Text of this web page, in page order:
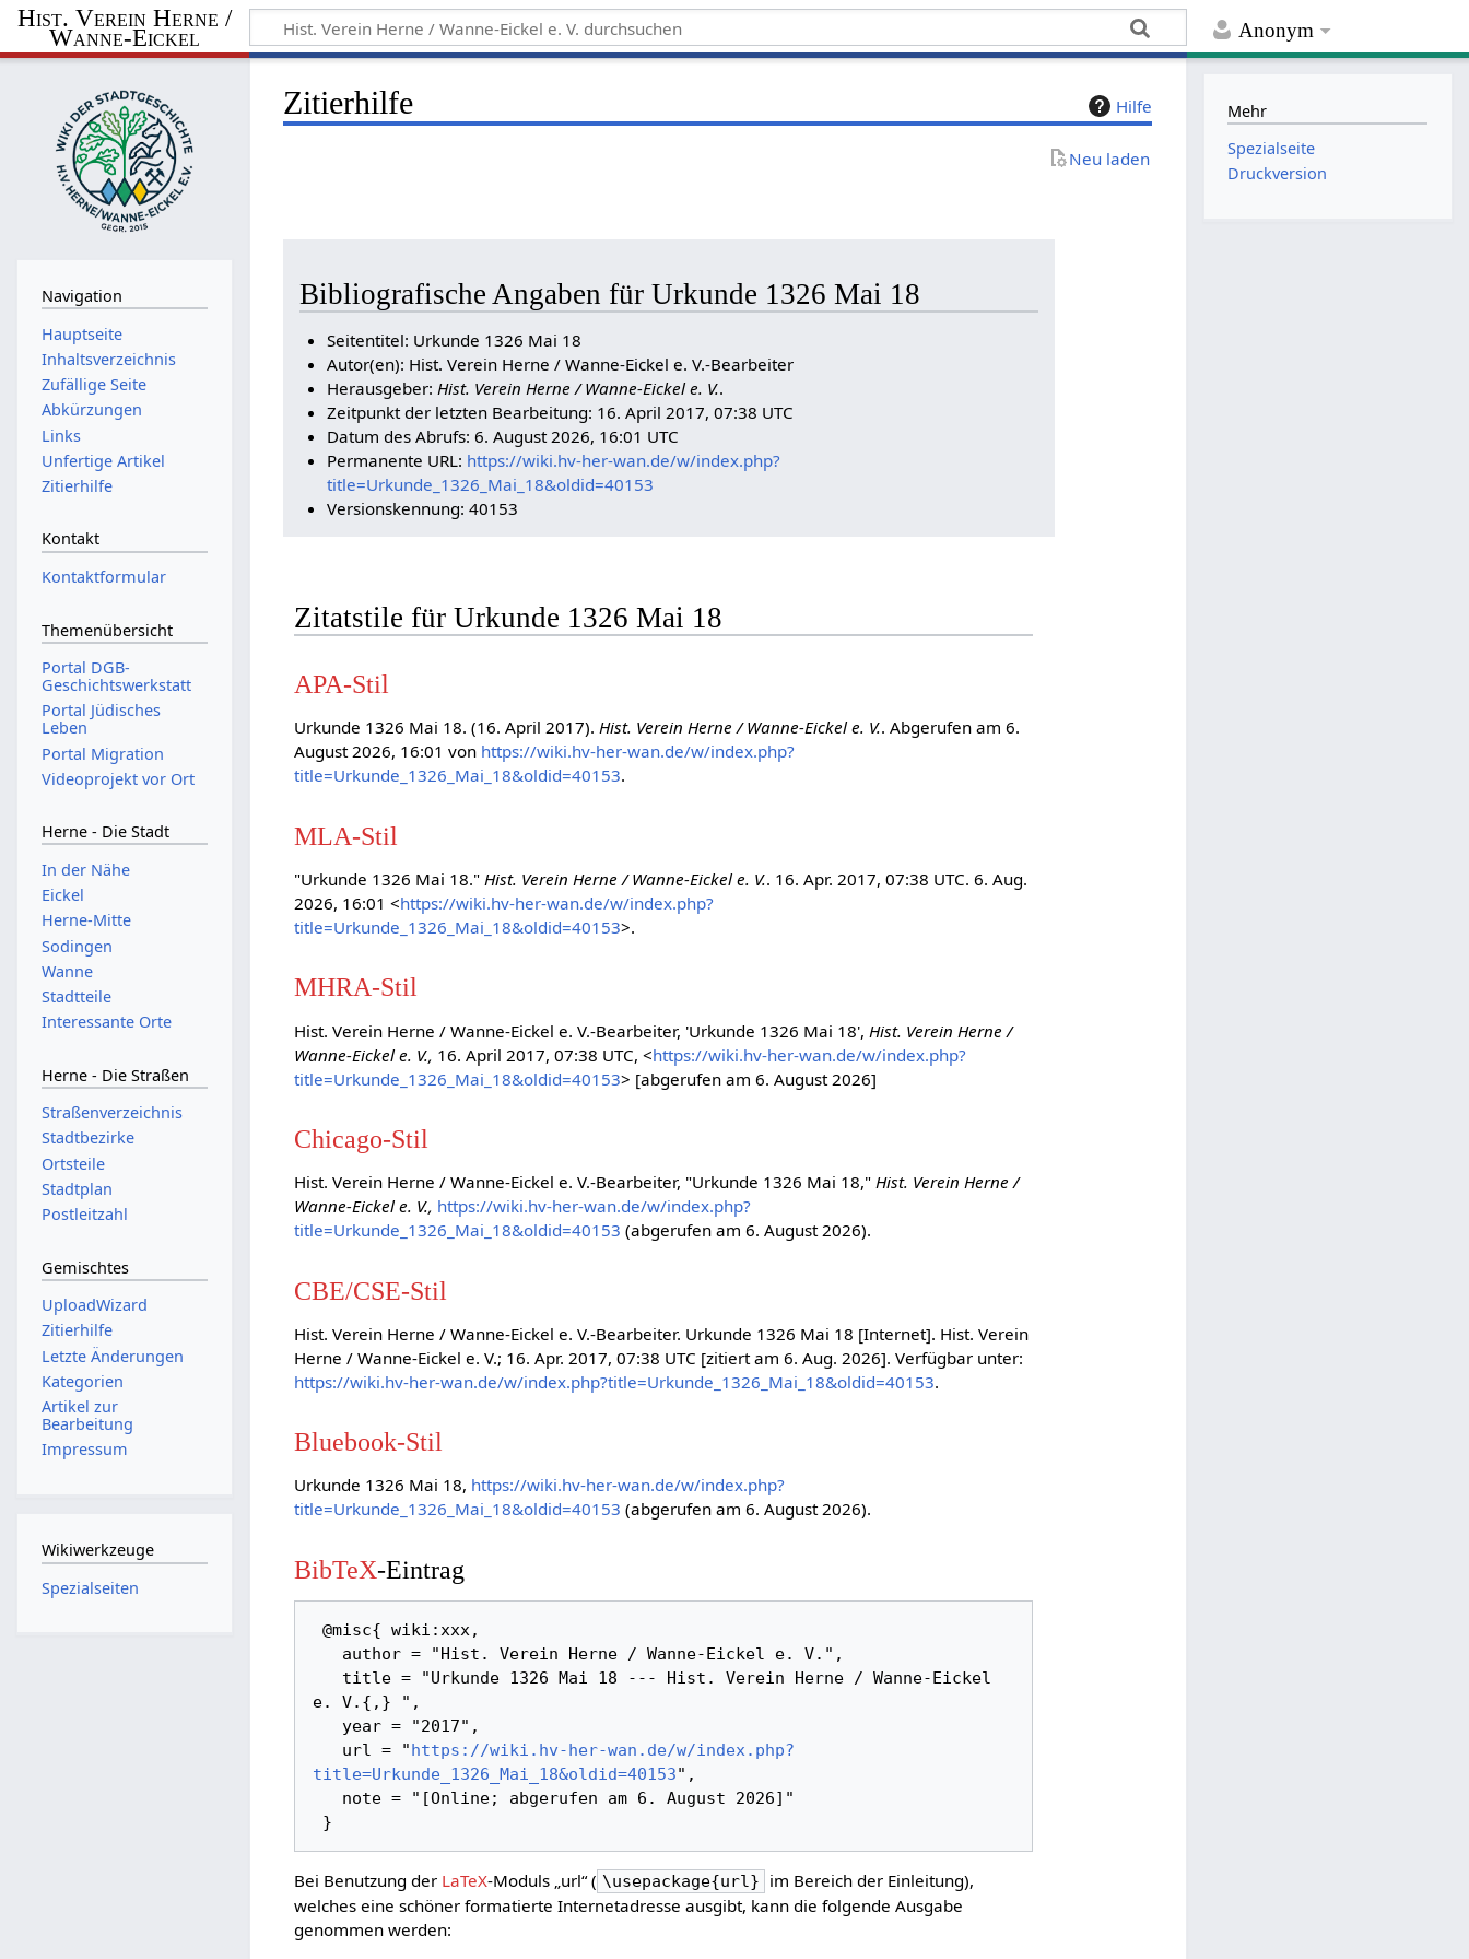
Anonym
Hist. Verein Herne /
Wanne-Eickel
Hilfe
Zitierhilfe
Neu laden
Bibliografische Angaben für Urkunde 1326 Mai 18
Seitentitel: Urkunde 1326 Mai 18
Autor(en): Hist. Verein Herne / Wanne-Eickel e. V.-Bearbeiter
Herausgeber: Hist. Verein Herne / Wanne-Eickel e. V..
Zeitpunkt der letzten Bearbeitung: 16. April 2017, 07:38 UTC
Datum des Abrufs: 6. August 2026, 16:01 UTC
Permanente URL: https://wiki.hv-her-wan.de/w/index.php?
title=Urkunde_1326_Mai_18&oldid=40153
Versionskennung: 40153
Zitatstile für Urkunde 1326 Mai 18
APA-Stil
Urkunde 1326 Mai 18. (16. April 2017).Hist. Verein Herne / Wanne-Eickel e. V.. Abgerufen am 6.
August 2026, 16:01 von https://wiki.hv-her-wan.de/w/index.php?
title=Urkunde_1326_Mai_18&oldid=40153.
MLA-Stil
"Urkunde 1326 Mai 18." Hist. Verein Herne / Wanne-Eickel e. V.. 16. Apr. 2017, 07:38 UTC. 6. Aug.
2026, 16:01 <https://wiki.hv-her-wan.de/w/index.php?
title=Urkunde_1326_Mai_18&oldid=40153>.
MHRA-Stil
Hist. Verein Herne / Wanne-Eickel e. V.-Bearbeiter, 'Urkunde 1326 Mai 18', Hist. Verein Herne /
Wanne-Eickel e. V., 16. April 2017, 07:38 UTC, <https://wiki.hv-her-wan.de/w/index.php?
title=Urkunde_1326_Mai_18&oldid=40153> [abgerufen am 6. August 2026]
Chicago-Stil
Hist. Verein Herne / Wanne-Eickel e. V.-Bearbeiter, "Urkunde 1326 Mai 18,"Hist. Verein Herne /
Wanne-Eickel e. V., https://wiki.hv-her-wan.de/w/index.php?
title=Urkunde_1326_Mai_18&oldid=40153 (abgerufen am 6. August 2026).
CBE/CSE-Stil
Hist. Verein Herne / Wanne-Eickel e. V.-Bearbeiter. Urkunde 1326 Mai 18 [Internet]. Hist. Verein
Herne / Wanne-Eickel e. V.; 16. Apr. 2017, 07:38 UTC [zitiert am 6. Aug. 2026]. Verfügbar unter:
https://wiki.hv-her-wan.de/w/index.php?title=Urkunde_1326_Mai_18&oldid=40153.
Bluebook-Stil
Urkunde 1326 Mai 18, https://wiki.hv-her-wan.de/w/index.php?
title=Urkunde_1326_Mai_18&oldid=40153 (abgerufen am 6. August 2026).
BibTeX-Eintrag
e. V.{,} ",
   url = "
https://wiki.hv-her-wan.de/w/index.php?
title=Urkunde_1326_Mai_18&oldid=40153",
Bei Benutzung der LaTeX-Moduls „url“ ( \usepackage{url}
im Bereich der Einleitung),
welches eine schöner formatierte Internetadresse ausgibt, kann die folgende Ausgabe
genommen werden:
Navigation
Hauptseite
Inhaltsverzeichnis
Zufällige Seite
Abkürzungen
Links
Unfertige Artikel
Zitierhilfe
Kontakt
Kontaktformular
Themenübersicht
Portal DGB-
Geschichtswerkstatt
Portal Jüdisches
Leben
Portal Migration
Videoprojekt vor Ort
Herne - Die Stadt
In der Nähe
Eickel
Herne-Mitte
Sodingen
Wanne
Stadtteile
Interessante Orte
Herne - Die Straßen
Straßenverzeichnis
Stadtbezirke
Ortsteile
Stadtplan
Postleitzahl
Gemischtes
UploadWizard
Zitierhilfe
Letzte Änderungen
Kategorien
Artikel zur
Bearbeitung
Impressum
Wikiwerkzeuge
Spezialseiten
Mehr
Spezialseite
Druckversion